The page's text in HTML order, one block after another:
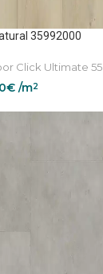
35992000
Click Ultimate 55
€ /m2